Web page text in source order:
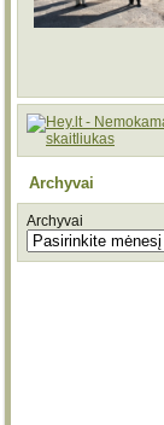
Archyvai
Archyvai